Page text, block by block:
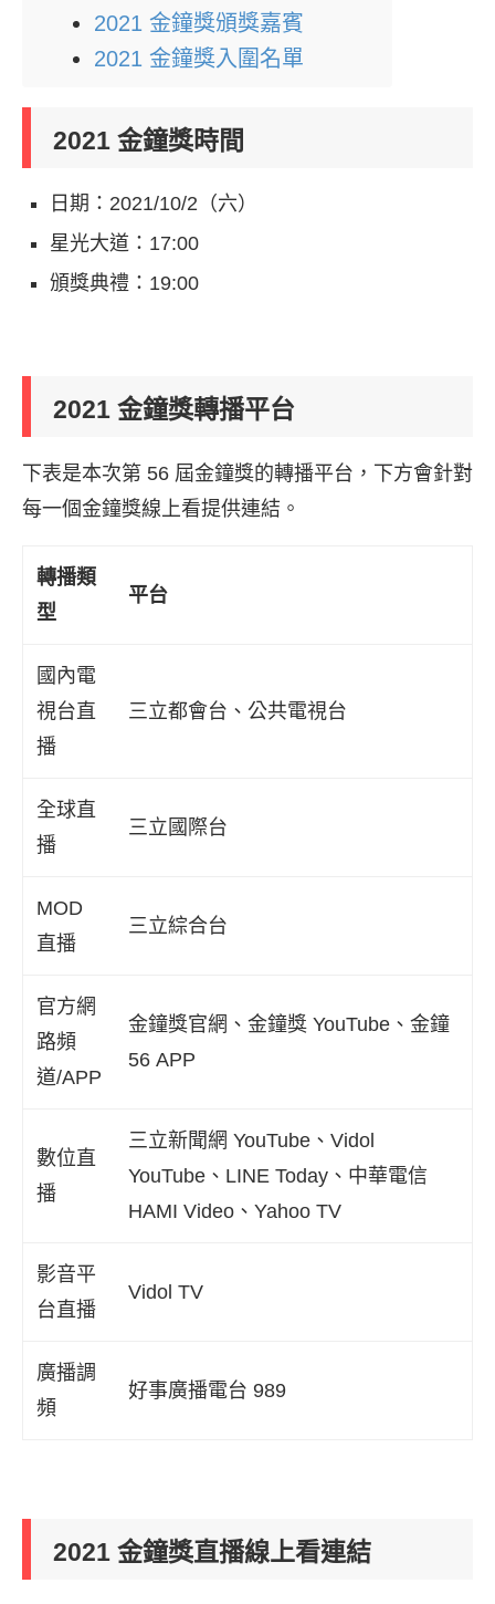
2021 金鐘獎頒獎嘉賓
2021 金鐘獎入圍名單
2021 金鐘獎時間
日期：2021/10/2（六）
星光大道：17:00
頒獎典禮：19:00
2021 金鐘獎轉播平台
下表是本次第 56 屆金鐘獎的轉播平台，下方會針對
每一個金鐘獎線上看提供連結。
轉播類
型
平台
國內電
視台直
播
三立都會台、公共電視台
全球直
播
三立國際台
MOD
直播
三立綜合台
官方網
路頻
道/APP
金鐘獎官網、金鐘獎 YouTube、金鐘
56 APP
數位直
播
三立新聞網 YouTube、Vidol
YouTube、LINE Today、中華電信
HAMI Video、Yahoo TV
影音平
台直播
Vidol TV
廣播調
頻
好事廣播電台 989
2021 金鐘獎直播線上看連結